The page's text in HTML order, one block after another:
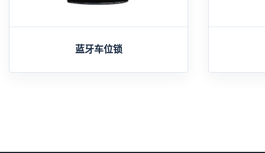
蓝牙车位锁